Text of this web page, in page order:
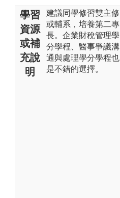
學習
資源
或補
充說
明
建議同學修習雙主修
或輔系，培養第二專
長。企業財稅管理學
分學程、醫事爭議溝
通與處理學分學程也
是不錯的選擇。